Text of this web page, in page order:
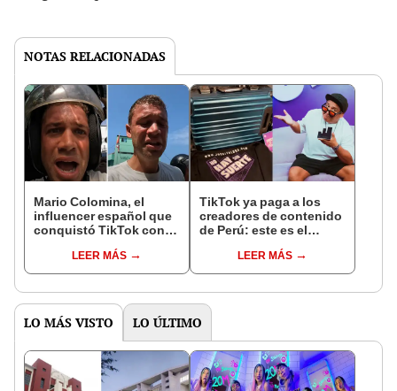
NOTAS RELACIONADAS
Mario Colomina, el
influencer español que
conquistó TikTok con
"Mi amor nació por la
gastronomía"
LEER MÁS
TikTok ya paga a los
creadores de contenido
de Perú: este es el
llegar a cobrar por 1.000
vistas
LEER MÁS
LO MÁS VISTO LO ÚLTIMO